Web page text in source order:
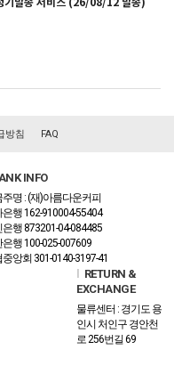
방침 FAQ
INFO
명 : (재)아름다운커피
행 162-910004-55404
은행 873201-04-084485
행 100-025-007609
중앙회 301-0140-3197-41
RETURN &
EXCHANGE
물류센터 : 경기도 용
인시 처인구 경안천
로 256번길 69